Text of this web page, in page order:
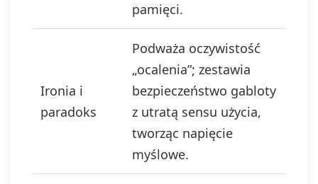
pamięci.
Ironia i
paradoks
Podważa oczywistość
„ocalenia”; zestawia
bezpieczeństwo gabloty
z utratą sensu użycia,
tworząc napięcie
myślowe.